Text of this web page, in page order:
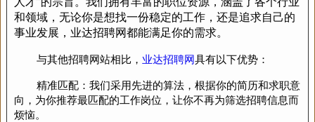
和领域，无论你是想找一份稳定的工作，还是追求自己的
事业发展，业达招聘网都能满足你的需求。
与其他招聘网站相比， 业达招聘网具有以下优势：
精准匹配：我们采用先进的算法，根据你的简历和求职意
向，为你推荐最匹配的工作岗位，让你不再为筛选招聘信息而
烦恼。